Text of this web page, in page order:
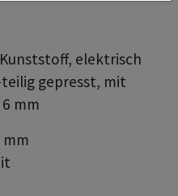
elektrisch
gepresst, mit
mm
mm